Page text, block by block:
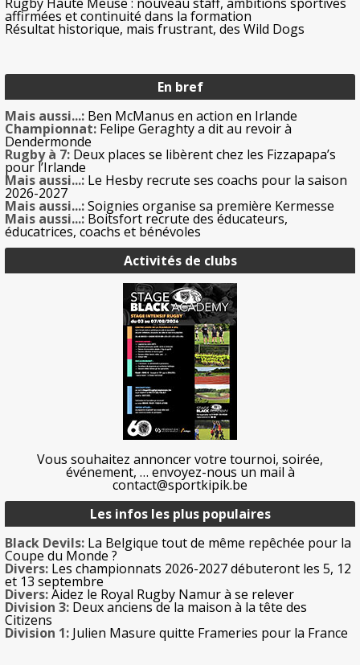
affirmées et continuité dans la formation
Résultat historique, mais frustrant, des Wild Dogs
En bref
Mais aussi...: Ben McManus en action en Irlande
Championnat: Felipe Geraghty a dit au revoir à
Dendermonde
Rugby à 7: Deux places se libèrent chez les Fizzapapa’s
pour l’Irlande
Mais aussi...: Le Hesby recrute ses coachs pour la saison
2026-2027
Mais aussi...:Soignies organise sa première Kermesse
Mais aussi...: Boitsfort recrute des éducateurs,
éducatrices, coachs et bénévoles
Activités de clubs
Vous souhaitez annoncer votre tournoi, soirée,
événement, … envoyez-nous un mail à
contact@sportkipik.be
Les infos les plus populaires
Black Devils: La Belgique tout de même repêchée pour la
Coupe du Monde ?
Divers: Les championnats 2026-2027 débuteront les 5, 12
et 13 septembre
Divers:Aidez le Royal Rugby Namur à se relever
Division 3: Deux anciens de la maison à la tête des
Citizens
Division 1: Julien Masure quitte Frameries pour la France